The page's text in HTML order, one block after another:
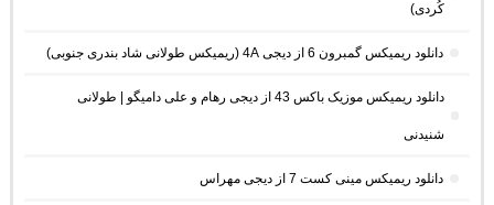
کُردی)
دانلود ریمیکس گمبرون 6 از دیجی 4A (ریمیکس طولانی شاد بندری جنوبی)
دانلود ریمیکس موزیک باکس 43 از دیجی رهام و علی دامیگو | طولانی
شنیدنی
دانلود ریمیکس مینی کست 7 از دیجی مهراس